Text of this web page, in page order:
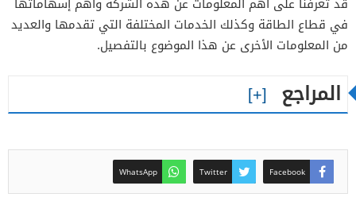
في قطاع الطاقة وكذلك الخدمات المختلفة التي تقدمها والعديد
من المعلومات الأخرى عن هذا الموضوع بالتفصيل.
المراجع
Facebook
Twitter
WhatsApp